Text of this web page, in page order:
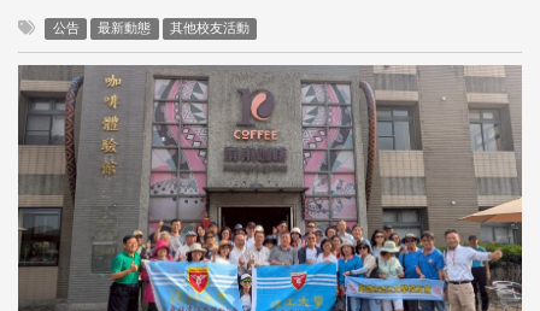
公告 最新動態 其他校友活動